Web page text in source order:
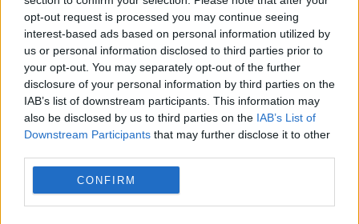
opt-out request is processed you may continue seeing
interest-based ads based on personal information utilized by
us or personal information disclosed to third parties prior to
your opt-out. You may separately opt-out of the further
disclosure of your personal information by third parties on the
IAB’s list of downstream participants. This information may
also be disclosed by us to third parties on the IAB’s List of
Downstream Participants that may further disclose it to other
CONFIRM
Recomandările noastre